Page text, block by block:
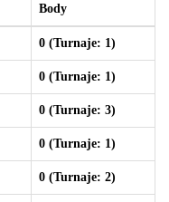
Body
0 (Turnaje: 1)
0 (Turnaje: 1)
0 (Turnaje: 3)
0 (Turnaje: 1)
0 (Turnaje: 2)